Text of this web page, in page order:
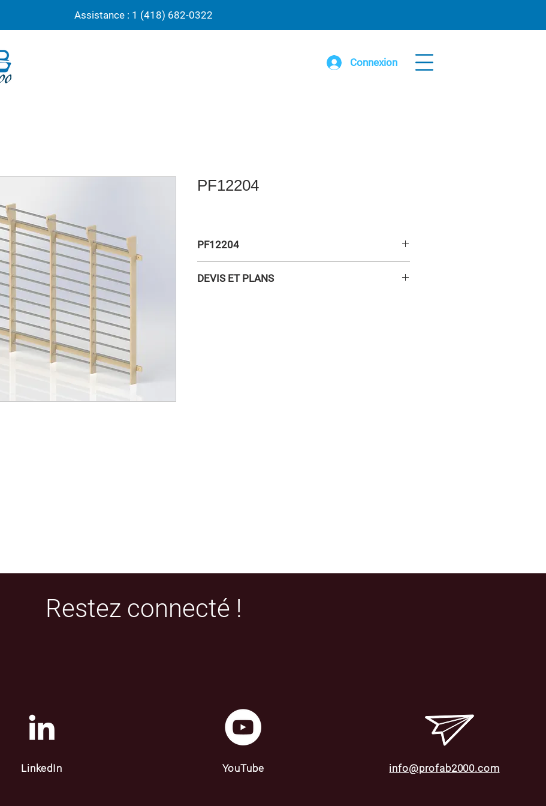
Assistance : 1 (418) 682-0322
Connexion
PF12204
PF12204
DEVIS ET PLANS
Restez connecté !
LinkedIn YouTube info@profab2000.com